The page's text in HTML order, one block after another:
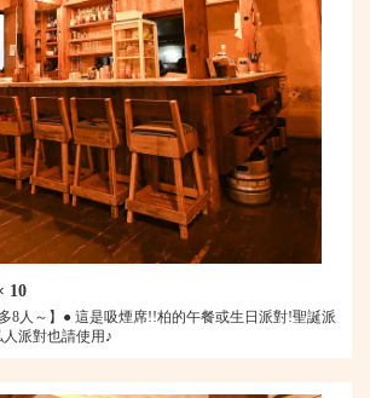
10
8人～】● 這是吸煙席!!柏的午餐或生日派對!聖誕派
派對也請使用♪